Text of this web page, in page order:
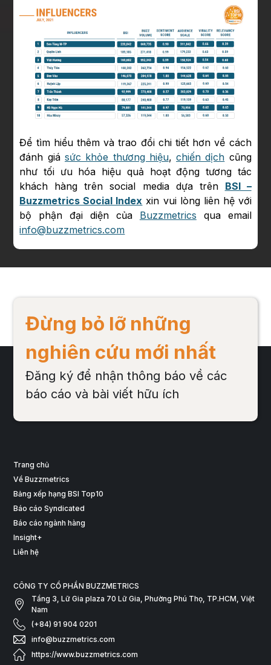
Để tìm hiểu thêm và trao đổi chi tiết hơn về cách
đánh giá sức khỏe thương hiệu,chiến dịch cũng
như tối ưu hóa hiệu quả hoạt động tương tác
khách hàng trên social media dựa trên BSI –
Buzzmetrics Social Index xin vui lòng liên hệ với
bộ phận đại diện của Buzzmetrics qua email
info@buzzmetrics.com
Đừng bỏ lỡ những
nghiên cứu mới nhất
Đăng ký để nhận thông báo về các
báo cáo và bài viết hữu ích
Trang chủ
Về Buzzmetrics
Bảng xếp hạng BSI Top10
Báo cáo Syndicated
Báo cáo ngành hàng
Insight+
Liên hệ
CÔNG TY CỔ PHẦN BUZZMETRICS
Tầng 3, Lữ Gia plaza 70 Lữ Gia, Phường Phú Thọ, TP.HCM, Việt
Nam
(+84) 91 904 0201
info@buzzmetrics.com
https://www.buzzmetrics.com